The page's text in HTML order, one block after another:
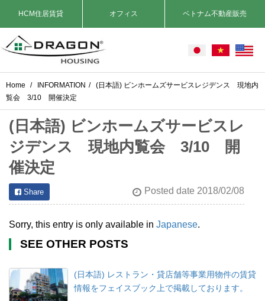
HCM住居賃貸 オフィス ベトナム不動産販売
Home / INFORMATION /
(日本語) ビンホームズサービスレジデンス 現地内
覧会 3/10 開催決定
(日本語) ビンホームズサービスレ
ジデンス 現地内覧会 3/10 開
催決定
Share Posted date 2018/02/08
Sorry, this entry is only available in Japanese.
SEE OTHER POSTS
(日本語) レストラン・貸店舗等事業用物件の賃貸
情報をフェイスブック上で掲載しております。